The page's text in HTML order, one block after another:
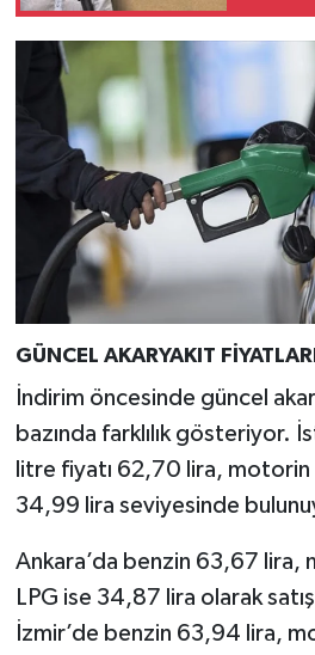
GÜNCEL AKARYAKIT FİYATLARI
İndirim öncesinde güncel
bazında farklılık gösteriyor.
litre fiyatı 62,70 lira, motorin
34,99 lira seviyesinde
Ankara’da benzin 63,67 lira,
LPG ise 34,87 lira olarak
İzmir’de benzin 63,94 lira,
Türkiye
Video Galeri
Yaşam
Yemek Tarifleri